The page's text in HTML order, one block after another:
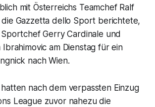
mit Österreichs Teamchef Ralf
die Gazzetta dello Sport berichtete,
Gerry Cardinale und
Ibrahimovic am Dienstag für ein
nach Wien.
nach dem verpassten Einzug
League zuvor nahezu die